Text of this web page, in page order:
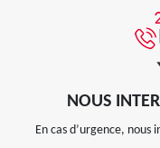
NOUS
En cas d’urgence, nous